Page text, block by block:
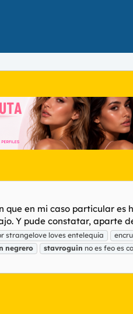
en mi caso particular
Y pude constatar, aparte
strangelove loves entelequia
negrero stavroguin no es feo es